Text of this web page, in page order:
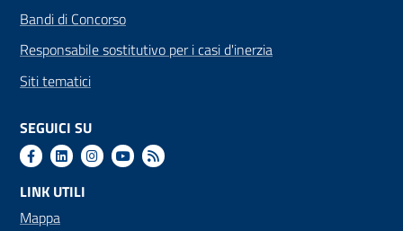
Bandi di Concorso
Responsabile sostitutivo per i casi d'inerzia
Siti tematici
SEGUICI SU
LINK UTILI
Mappa